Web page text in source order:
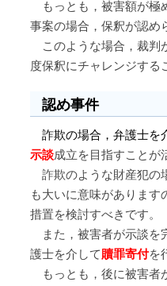
もっとも，被害額が極
事案の場合，保釈が認め
このような場合，裁判
度保釈にチャレンジする
認め事件
詐欺の場合，弁護士を
示談成立を目指すことが
詐欺のような財産犯の
も大いに意味があります
措置を検討すべきです。
また，被害者が示談を
護士を介して贖罪寄付を
もっとも，後に被害者